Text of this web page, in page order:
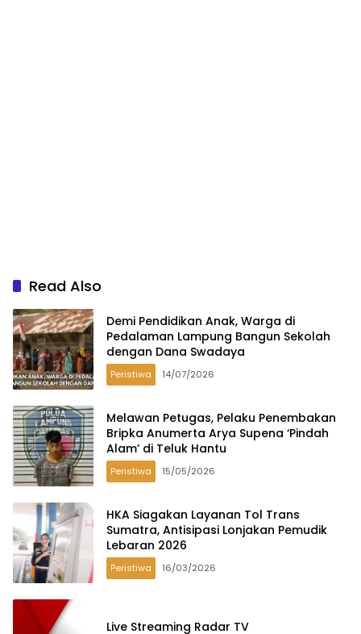
Read Also
Demi Pendidikan Anak, Warga di
Pedalaman Lampung Bangun Sekolah
dengan Dana Swadaya
Peristiwa 14/07/2026
Melawan Petugas, Pelaku Penembakan
Bripka Anumerta Arya Supena ‘Pindah
Alam’ di Teluk Hantu
Peristiwa 15/05/2026
HKA Siagakan Layanan Tol Trans
Sumatra, Antisipasi Lonjakan Pemudik
Lebaran 2026
Peristiwa 16/03/2026
Live Streaming Radar TV